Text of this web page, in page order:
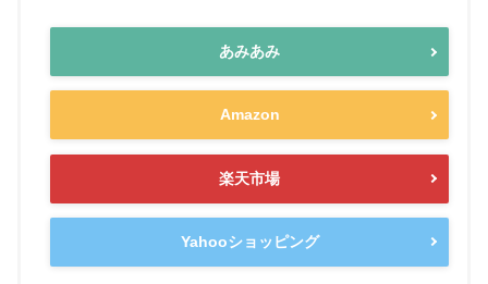
あみあみ
Amazon
楽天市場
Yahooショッピング